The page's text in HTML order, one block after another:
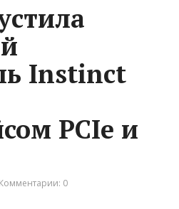
Instinct
PCIe и
Комментарии: 0